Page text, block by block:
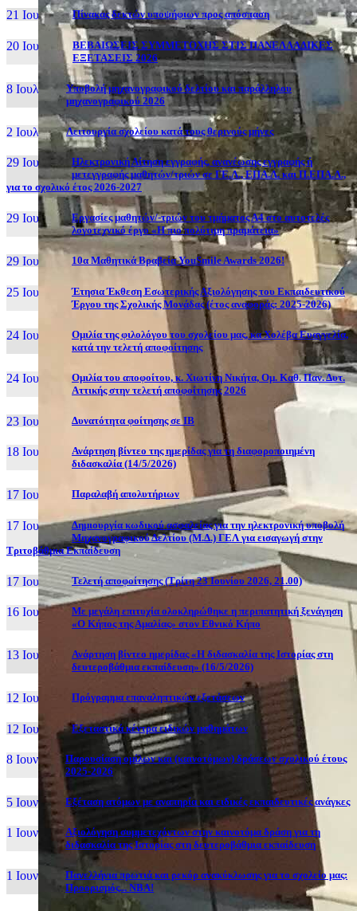
21 Ιουλ, 26 Πίνακας δεκτών υποψήφιων προς απόσπαση
20 Ιουλ, 26
ΒΕΒΑΙΩΣΕΙΣ ΣΥΜΜΕΤΟΧΗΣ ΣΤΙΣ ΠΑΝΕΛΛΑΔΙΚΕΣ
ΕΞΕΤΑΣΕΙΣ 2026
8 Ιουλ, 26
Υποβολή μηχανογραφικού δελτίου και παράλληλου
μηχανογραφικού 2026
2 Ιουλ, 26 Λειτουργία σχολείου κατά τους θερινούς μήνες
29 Ιουν, 26
Ηλεκτρονική Αίτηση εγγραφής, ανανέωσης εγγραφής ή
μετεγγραφής μαθητών/τριών σε ΓΕ.Λ., ΕΠΑ.Λ. και Π.ΕΠΑ.Λ.,
για το σχολικό έτος 2026-2027
29 Ιουν, 26
Εργασίες μαθητών/-τριών του τμήματος Α4 στο αυτοτελές
λογοτεχνικό έργο «Η πιο πολύτιμη πραμάτεια»
29 Ιουν, 26 10α Μαθητικά Βραβεία YouSmile Awards 2026!
25 Ιουν, 26
Έτησια Έκθεση Εσωτερικής Αξιολόγησης του Εκπαιδευτικού
Έργου της Σχολικής Μονάδας (έτος αναφοράς: 2025-2026)
24 Ιουν, 26
Ομιλία της φιλολόγου του σχολείου μας, κα Χολέβα Ευαγγελία,
κατά την τελετή αποφοίτησης
24 Ιουν, 26
Ομιλία του αποφοίτου, κ. Χιωτίνη Νικήτα, Ομ. Καθ. Παν. Δυτ.
Αττικής στην τελετή αποφοίτησης 2026
23 Ιουν, 26 Δυνατότητα φοίτησης σε ΙΒ
18 Ιουν, 26
Ανάρτηση βίντεο της ημερίδας για τη διαφοροποιημένη
διδασκαλία (14/5/2026)
17 Ιουν, 26 Παραλαβή απολυτήριων
17 Ιουν, 26
Δημιουργία κωδικού ασφαλείας για την ηλεκτρονική υποβολή
Μηχανογραφικού Δελτίου (Μ.Δ.) ΓΕΛ για εισαγωγή στην
Τριτοβάθμια Εκπαίδευση
17 Ιουν, 26 Τελετή αποφοίτησης (Τρίτη 23 Ιουνίου 2026, 21.00)
16 Ιουν, 26
Με μεγάλη επιτυχία ολοκληρώθηκε η περιπατητική ξενάγηση
«Ο Κήπος της Αμαλίας» στον Εθνικό Κήπο
13 Ιουν, 26
Ανάρτηση βίντεο ημερίδας «Η διδασκαλία της Ιστορίας στη
δευτεροβάθμια εκπαίδευση» (16/5/2026)
12 Ιουν, 26 Πρόγραμμα επαναληπτικών εξετάσεων
12 Ιουν, 26 Εξεταστικά κέντρα ειδικών μαθημάτων
8 Ιουν, 26
Παρουσίαση ομίλων και (καινοτόμων) δράσεων σχολικού έτους
2025-2026
5 Ιουν, 26 Εξέταση ατόμων με αναπηρία και ειδικές εκπαιδευτικές ανάγκες
1 Ιουν, 26
Αξιολόγηση συμμετεχόντων στην καινοτόμα δράση για τη
διδασκαλία της Ιστορίας στη δευτεροβάθμια εκπαίδευση
1 Ιουν, 26
Πανελλήνια πρωτιά και ρεκόρ ανακύκλωσης για το σχολείο μας:
Προορισμός... NBA!